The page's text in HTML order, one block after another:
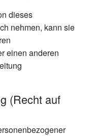
dieses
nehmen, kann sie
einen anderen
(Recht auf